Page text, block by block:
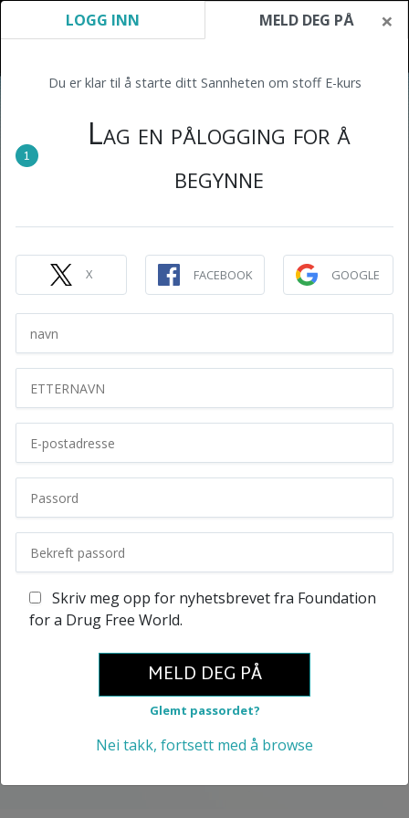
×
LOGG INN MELD DEG PÅ
Du er klar til å starte ditt Sannheten om stoff E-kurs
1
Lag en pålogging for å
begynne
X FACEBOOK GOOGLE
Skriv meg opp for nyhetsbrevet fra Foundation
for a Drug Free World.
MELD DEG PÅ
Glemt passordet?
Nei takk, fortsett med å browse